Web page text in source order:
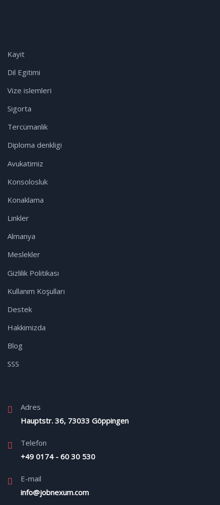
Kayit
Dil Egitimi
Vize islemleri
Sigorta
Tercümanlik
Diploma denkligi
Avukatimiz
Konsolosluk
Konaklama
Linkler
Almanya
Meslekler
Gizlilik Politikası
Kullanım Koşulları
Destek
Hakkimizda
Blog
SSS
Adres
Hauptstr. 36, 73033 Göppingen
Telefon
+49 0174 - 60 30 530
E-mail
info@jobnexum.com